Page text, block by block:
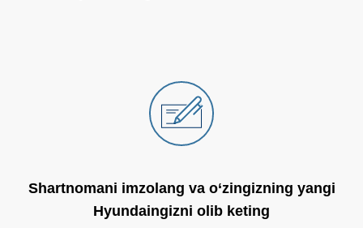
Shartnomani imzolang va o‘zingizning yangi
Hyundaingizni olib keting